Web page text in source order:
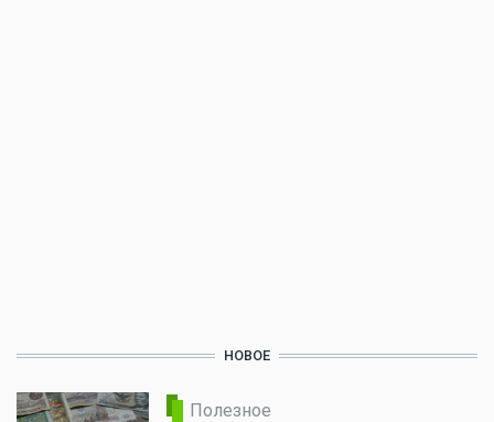
НОВОЕ
Полезное